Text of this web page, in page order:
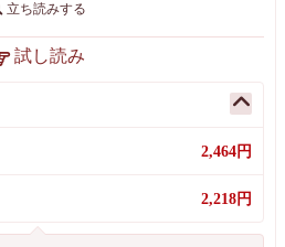
立ち読みする
試し読み
2,464円
2,218円